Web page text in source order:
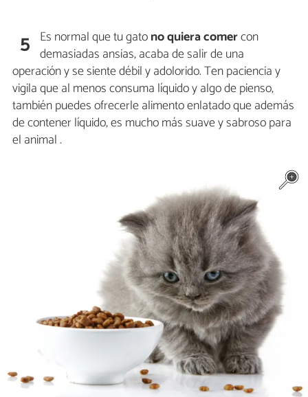
5 Es normal que tu gatono quiera comercon
demasiadas ansias, acaba de salir de una
operación y se siente débil y adolorido. Ten paciencia y
vigila que al menos consuma líquido y algo de pienso,
también puedes ofrecerle alimento enlatado que además
de contener líquido, es mucho más suave y sabroso para
el animal .